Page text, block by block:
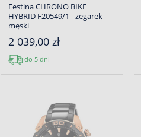
Festina CHRONO BIKE
HYBRID F20549/1 - zegarek
męski
2 039,00 zł
do 5 dni